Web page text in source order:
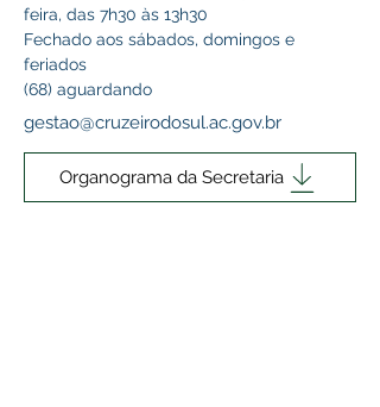
feira, das 7h30 às 13h30
Fechado aos sábados, domingos e
feriados
(68) aguardando
gestao@cruzeirodosul.ac.gov.br
Organograma da Secretaria